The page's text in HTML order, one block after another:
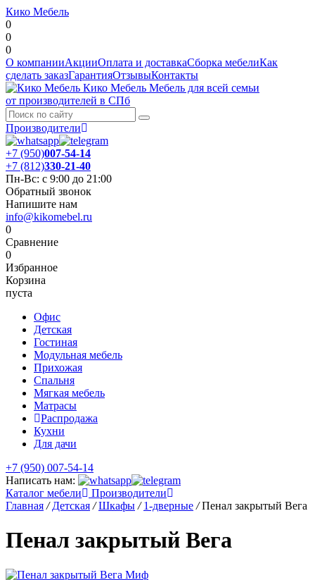
Кико Мебель
0
0
0
О компанииАкцииОплата и доставкаСборка мебелиКак
сделать заказГарантияОтзывыКонтакты
Кико Мебель Мебель для всей семьи
от производителей в СПб
Производители
+7 (950)007-54-14
+7 (812)330-21-40
Пн-Вс: с 9:00 до 21:00
Обратный звонок
Напишите нам
info@kikomebel.ru
0
Сравнение
0
Избранное
Корзина
пуста
Офис
Детская
Гостиная
Модульная мебель
Прихожая
Спальня
Мягкая мебель
Матрасы
Распродажа
Кухни
Для дачи
+7 (950) 007-54-14
Написать нам:
Каталог мебели
Производители
Главная / Детская / Шкафы / 1-дверные / Пенал закрытый Вега
Пенал закрытый Вега